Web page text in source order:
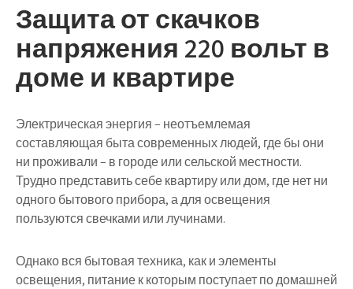
Защита от скачков
напряжения 220 вольт в
доме и квартире
Электрическая энергия – неотъемлемая
составляющая быта современных людей, где бы они
ни проживали – в городе или сельской местности.
Трудно представить себе квартиру или дом, где нет ни
одного бытового прибора, а для освещения
пользуются свечками или лучинами.
Однако вся бытовая техника, как и элементы
освещения, питание к которым поступает по домашней